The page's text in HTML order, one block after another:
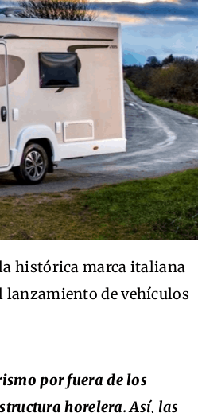
histórica marca italiana
lanzamiento de vehículos
por fuera de los
horelera. Así, las